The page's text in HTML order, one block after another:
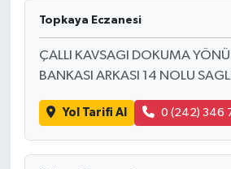
Topkaya Eczanesi
ÇALLI KAVSAGI DOKUMA YÖNÜ
BANKASI ARKASI 14 NOLU
Yol Tarifi Al 0 (242) 346